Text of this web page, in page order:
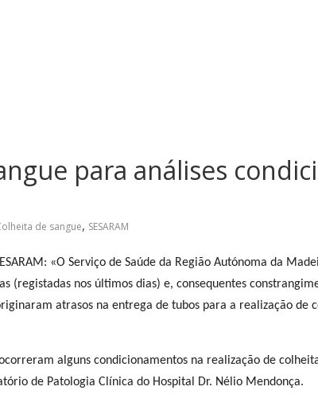
para análises
de sangue, SESARAM
«O Serviço de Saúde da Região Autónoma da
(registadas nos últimos dias) e, consequentes
atrasos na entrega de tubos para a realização de
alguns condicionamentos na realização de
de Patologia Clínica do Hospital Dr. Nélio Mendonça.